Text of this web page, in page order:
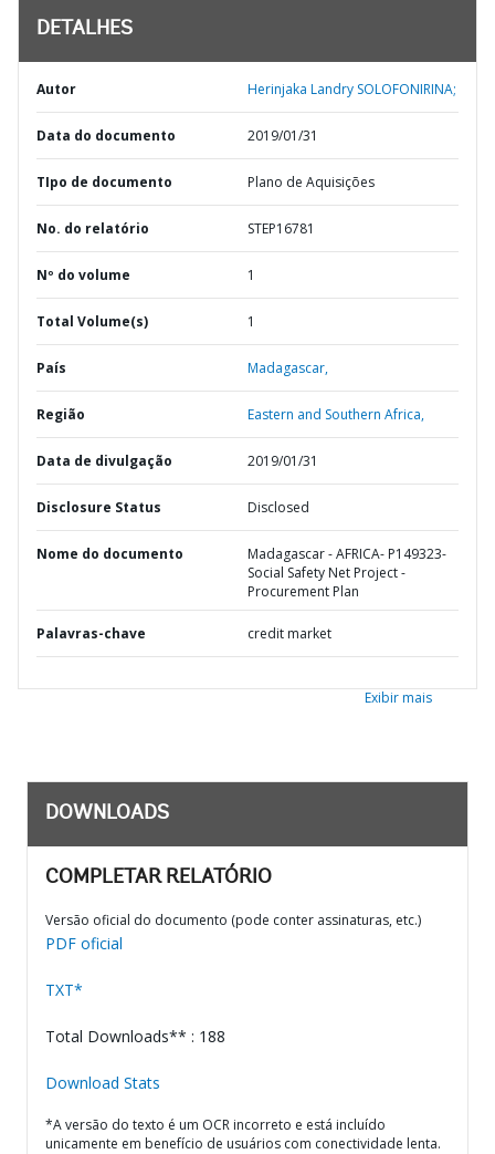
DETALHES
Autor Herinjaka Landry SOLOFONIRINA;
Data do documento 2019/01/31
TIpo de documento Plano de Aquisições
No. do relatório STEP16781
Nº do volume 1
Total Volume(s) 1
País Madagascar,
Região Eastern and Southern Africa,
Data de divulgação 2019/01/31
Disclosure Status Disclosed
Nome do documento
Madagascar - AFRICA- P149323-
Social Safety Net Project -
Procurement Plan
Palavras-chave credit market
Exibir mais
DOWNLOADS
COMPLETAR RELATÓRIO
Versão oficial do documento (pode conter assinaturas, etc.)
PDF oficial
TXT*
Total Downloads** : 188
Download Stats
*A versão do texto é um OCR incorreto e está incluído
unicamente em benefício de usuários com conectividade lenta.